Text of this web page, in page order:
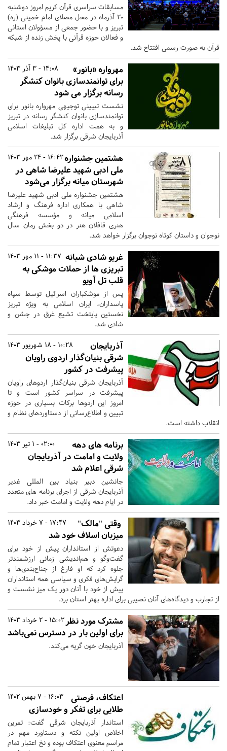
مسابقات سراسری قرآن کریم امروز دوشنبه
20 آذرماه در محل مصلای امام خمینی (ره)
تبریز و با حضور جمعی از مسؤولان استانی
و فعالان حوزه قرآنی با پخش زنده از شبکه
قرآن به صورت رسمی افتتاح شد.
14:08 - 3 آذر 1403
مهرواره «بانور»
برای توانمندسازی بانوان کنشگر
رسانه برگزار می شود
نشست تبیینی توجیهی مهرواره بانور برای
توانمندسازی بانوان کنشگر رسانه در تبریز
و به همت اداره کل تبلیغات اسلامی
آذربایجان شرقی برگزار شد.
16:42 - 24 مهر 1403​​​​​​​هشتمین جشنواره
ملی ادبی شهید علیرضا شاهی در
شهرستان میانه برگزار می‌شود
هشتمین جشنواره ملی ادبی شهید علیرضا
شاهی با همکاری اداره فرهنگ و ارشاد
اسلامی میانه و مؤسسه فرهنگی
هنری قافلان هنر در دو بخش رمان سال
نوجوان و داستان کوتاه نوجوان برگزار خواهد شد.
11:37 - 11 مهر 1403 غریو شادی شبانه
تبریزی ها از حملات موشکی به
قلب تل آویو
پس از موشکباران اسرائیل توسط سپاه
پاسداران، ایران اسلامی به ویژه تبریز
نخستین پایتخت تشیع غرق در جشن و
شادی شد.
10:28 - 18 شهریور 1403
آذربایجان‌
شرقی بنیان‌گذار اردوی راویان
پیشرفت در کشور
آذربایجان شرقی بنیان‌گذار اردوهای راویان
پیشرفت در سراسر کشور است و تا
امروز این اردوها برکات بسیاری در حوزه
تبیین و اطلاع‌رسانی از دستاوردهای نظام و
انقلاب داشته است.
02:00 - 1 تیر 1403
​​​​​​​برنامه های دهه
ولایت و امامت در آذربایجان
شرقی اعلام شد
جانشین دبیر بنیاد بین المللی غدیر
آذربایجان شرقی از اجرای برنامه های متعدد
در ایام دهه ولایت و امامت خبر داد.
17:47 - 7 خرداد 1403
وقتی "مالک"
میزبان اسلاف خود شد
دعوتش از استانداران پیش از خود برای
گفت‌وگو و هم‌اندیشی زمانی ارزشمندتر
جلوه کرد که او فارغ از جناح‌بندی‌ها و
گرایش‌های فکری و سیاسی همه استانداران
پیش از خود با آنان دور یک میز نشست و
از تجارب و دیدگاه‌های آنان نصیبی برای اداره بهتر استان برد.
15:02 - 2 خرداد 1403 مشترک مورد نظر
برای اولین بار در دسترس نمی‌باشد
آذربایجان خون گریه می‌کند.
16:03 - 7 بهمن 1402
اعتکاف، فرصتی
طلایی برای تفکر و خودسازی
استاندار آذربایجان شرقی گفت: تمرین
اخلاص اولین نکته و دستاورد مهم در
مراسم معنوی اعتکاف بوده و نخ اعتبار تمام